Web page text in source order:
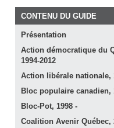
CONTENU DU GUIDE
Présentation
Action démocratique du
1994-2012
Action libérale nationale,
Bloc populaire canadien,
Bloc-Pot, 1998 -
Coalition Avenir Québec,